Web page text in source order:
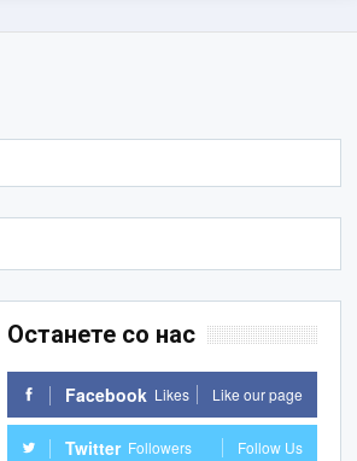
Останете со нас
Facebook Likes Like our page
Twitter Followers Follow Us